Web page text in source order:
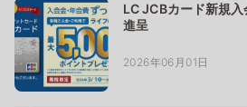
LC JCBカード新規
進呈
2026年06月01日